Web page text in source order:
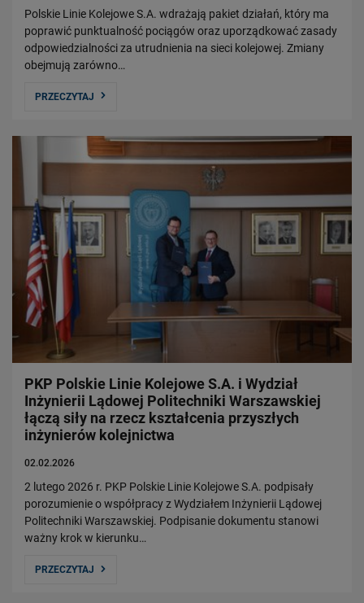
Polskie Linie Kolejowe S.A. wdrażają pakiet działań, który ma
poprawić punktualność pociągów oraz uporządkować zasady
odpowiedzialności za utrudnienia na sieci kolejowej. Zmiany
obejmują zarówno…
PRZECZYTAJ
PKP Polskie Linie Kolejowe S.A. i Wydział
Inżynierii Lądowej Politechniki Warszawskiej
łączą siły na rzecz kształcenia przyszłych
inżynierów kolejnictwa
02.02.2026
2 lutego 2026 r. PKP Polskie Linie Kolejowe S.A. podpisały
porozumienie o współpracy z Wydziałem Inżynierii Lądowej
Politechniki Warszawskiej. Podpisanie dokumentu stanowi
ważny krok w kierunku…
PRZECZYTAJ